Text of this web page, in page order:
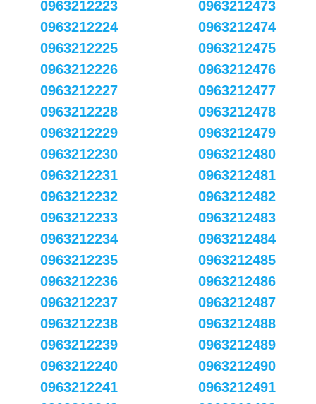
0963212223
0963212224
0963212225
0963212226
0963212227
0963212228
0963212229
0963212230
0963212231
0963212232
0963212233
0963212234
0963212235
0963212236
0963212237
0963212238
0963212239
0963212240
0963212241
0963212473
0963212474
0963212475
0963212476
0963212477
0963212478
0963212479
0963212480
0963212481
0963212482
0963212483
0963212484
0963212485
0963212486
0963212487
0963212488
0963212489
0963212490
0963212491